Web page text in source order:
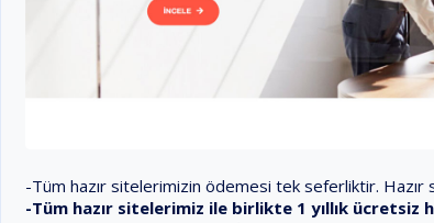
-Tüm hazır sitelerimizin ödemesi tek seferliktir. Hazır
-Tüm hazır sitelerimiz ile birlikte 1 yıllık ücretsiz